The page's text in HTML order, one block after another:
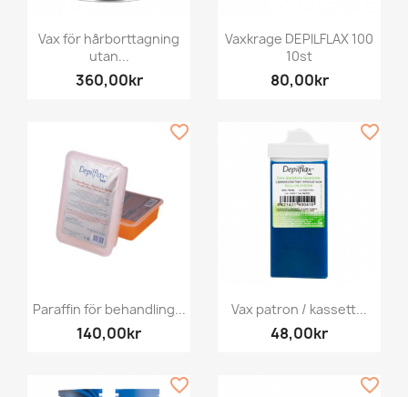
Vax för hårborttagning
utan...
360,00kr
Vaxkrage DEPILFLAX 100
10st
80,00kr
Paraffin för behandling...
140,00kr
favorite_border
Vax patron / kassett...
48,00kr
favorite_border
favorite_border favorite_border